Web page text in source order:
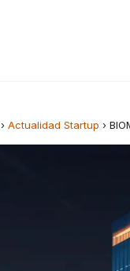
› Actualidad Startup ›